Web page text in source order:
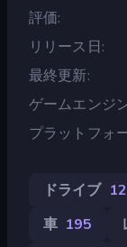
評価
リリース日
最終更新
ゲームエンジ
プラットフォ
ドライブ
車 195